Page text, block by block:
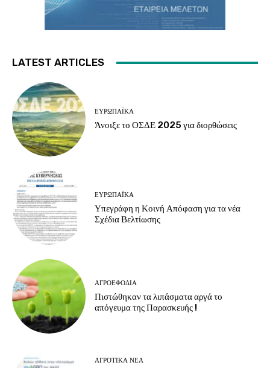
LATEST ARTICLES
ΕΥΡΩΠΑΪΚΆ
Άνοιξε το ΟΣΔΕ 2025 για διορθώσεις
ΕΥΡΩΠΑΪΚΆ
Υπεγράφη η Κοινή Απόφαση για τα νέα
Σχέδια Βελτίωσης
ΑΓΡΟΕΦΌΔΙΑ
Πιστώθηκαν τα λιπάσματα αργά το
απόγευμα της Παρασκευής !
ΑΓΡΟΤΙΚΆ ΝΈΑ